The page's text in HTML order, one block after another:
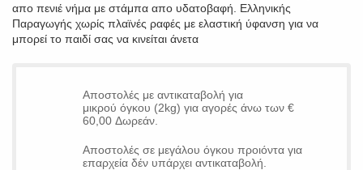
απο πενιέ νήμα με στάμπα απο υδατοβαφή. Ελληνικής
Παραγωγής χωρίς πλαϊνές ραφές με ελαστική ύφανση για να
μπορεί το παιδί σας να κινείται άνετα
Αποστολές με αντικαταβολή για
μικρού όγκου (2kg) για αγορές άνω των €
60,00 Δωρεάν.
Αποστολές σε μεγάλου όγκου προιόντα για
επαρχεία δέν υπάρχει αντικαταβολή.